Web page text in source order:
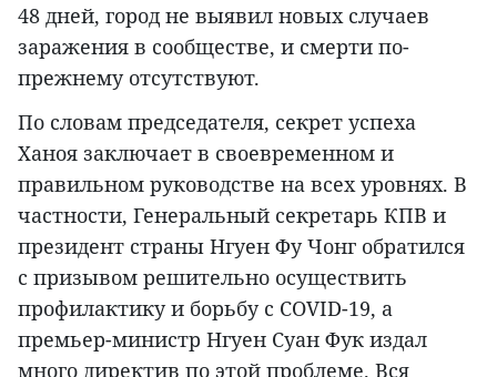
48 дней, город не выявил новых случаев
заражения в сообществе, и смерти по-
прежнему отсутствуют.
По словам председателя, секрет успеха
Ханоя заключает в своевременном и
правильном руководстве на всех уровнях. В
частности, Генеральный секретарь КПВ и
президент страны Нгуен Фу Чонг обратился
с призывом решительно осуществить
профилактику и борьбу с COVID-19, а
премьер-министр Нгуен Суан Фук издал
много директив по этой проблеме. Вся